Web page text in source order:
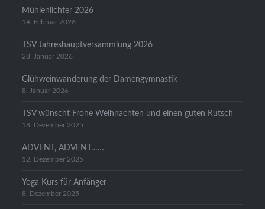
Mühlenlichter 2026
14. Februar 2026
TSV Jahreshauptversammlung 2026
28. Januar 2026
Glühweinwanderung der Damengymnastik
8. Januar 2026
TSV wünscht Frohe Weihnachten und einen guten Rutsch
18. Dezember 2025
ADVENT, ADVENT……
12. Dezember 2025
Yoga Kurs für Anfänger
8. Dezember 2025